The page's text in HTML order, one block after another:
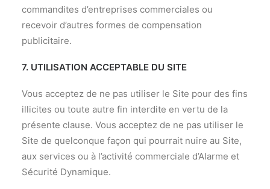
commandites d’entreprises commerciales ou
recevoir d’autres formes de compensation
publicitaire.
7. UTILISATION ACCEPTABLE DU SITE
Vous acceptez de ne pas utiliser le Site pour des fins
illicites ou toute autre fin interdite en vertu de la
présente clause. Vous acceptez de ne pas utiliser le
Site de quelconque façon qui pourrait nuire au Site,
aux services ou à l’activité commerciale d’Alarme et
Sécurité Dynamique.